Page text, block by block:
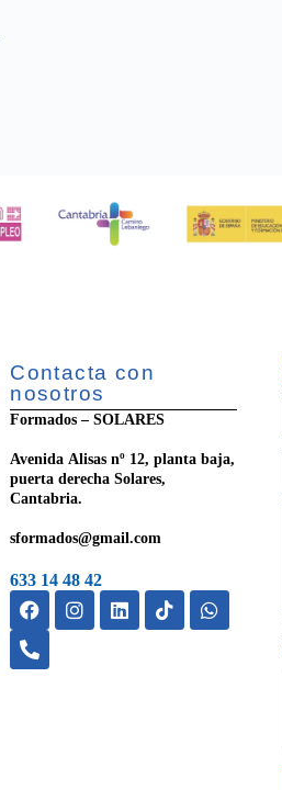
Contacta con
nosotros
Formados – SOLARES
Avenida Alisas nº 12, planta baja,
puerta derecha Solares,
Cantabria.
sformados@gmail.com
633 14 48 42